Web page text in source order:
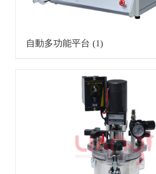
自動多功能平台 (1)